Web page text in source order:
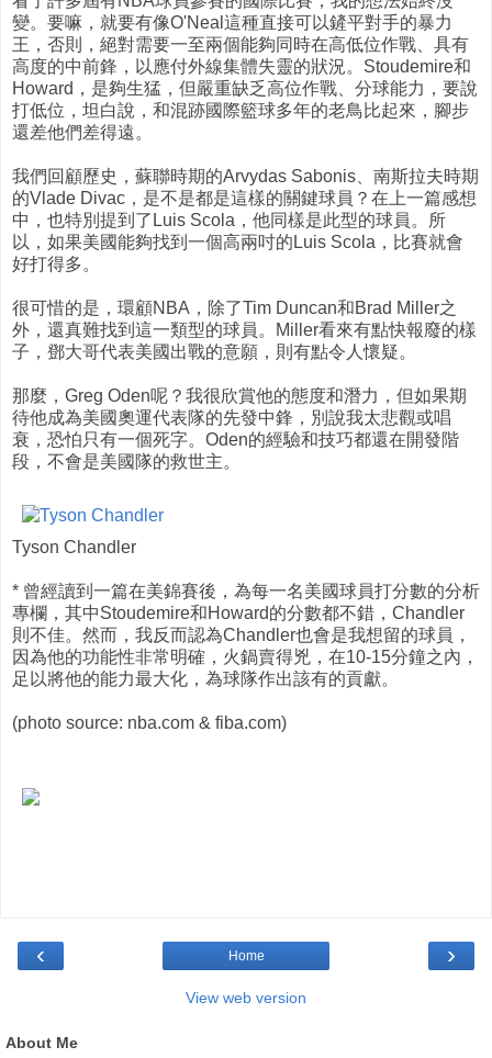
變。要嘛，就要有像O'Neal這種直接可以鏟平對手的暴力
王，否則，絕對需要一至兩個能夠同時在高低位作戰、具有
高度的中前鋒，以應付外線集體失靈的狀況。Stoudemire和
Howard，是夠生猛，但嚴重缺乏高位作戰、分球能力，要說
打低位，坦白說，和混跡國際籃球多年的老鳥比起來，腳步
還差他們差得遠。
我們回顧歷史，蘇聯時期的Arvydas Sabonis、南斯拉夫時期
的Vlade Divac，是不是都是這樣的關鍵球員？在上一篇感想
中，也特別提到了Luis Scola，他同樣是此型的球員。所
以，如果美國能夠找到一個高兩吋的Luis Scola，比賽就會
好打得多。
很可惜的是，環顧NBA，除了Tim Duncan和Brad Miller之
外，還真難找到這一類型的球員。Miller看來有點快報廢的樣
子，鄧大哥代表美國出戰的意願，則有點令人懷疑。
那麼，Greg Oden呢？我很欣賞他的態度和潛力，但如果期
待他成為美國奧運代表隊的先發中鋒，別說我太悲觀或唱
衰，恐怕只有一個死字。Oden的經驗和技巧都還在開發階
段，不會是美國隊的救世主。
Tyson Chandler
* 曾經讀到一篇在美錦賽後，為每一名美國球員打分數的分析
專欄，其中Stoudemire和Howard的分數都不錯，Chandler
則不佳。然而，我反而認為Chandler也會是我想留的球員，
因為他的功能性非常明確，火鍋賣得兇，在10-15分鐘之內，
足以將他的能力最大化，為球隊作出該有的貢獻。
(photo source: nba.com & fiba.com)
‹ ›
Home
View web version
About Me